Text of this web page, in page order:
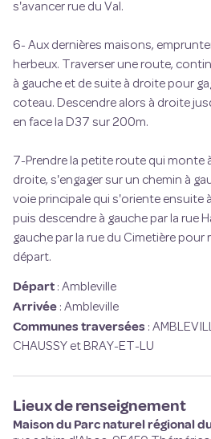
s'avancer rue du Val.
6- Aux dernières maisons,
herbeux. Traverser une route,
à gauche et de suite à droite pour
coteau. Descendre alors à droite
en face la D37 sur 200m.
7-Prendre la petite route qui monte
droite, s'engager sur un chemin à
voie principale qui s'oriente ensuite
puis descendre à gauche par la rue
gauche par la rue du Cimetière
départ.
Départ : Ambleville
Arrivée : Ambleville
Communes traversées :
CHAUSSY et BRAY-ET-LU
Lieux de renseignement
Maison du Parc naturel régional